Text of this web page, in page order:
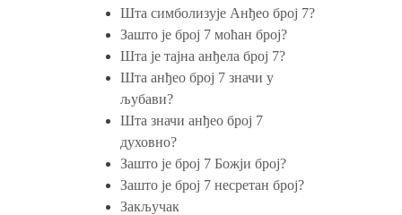
Шта симболизује Анђео број 7?
Зашто је број 7 моћан број?
Шта је тајна анђела број 7?
Шта анђео број 7 значи у
љубави?
Шта значи анђео број 7
духовно?
Зашто је број 7 Божји број?
Зашто је број 7 несретан број?
Закључак